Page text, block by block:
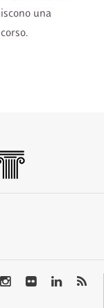
una